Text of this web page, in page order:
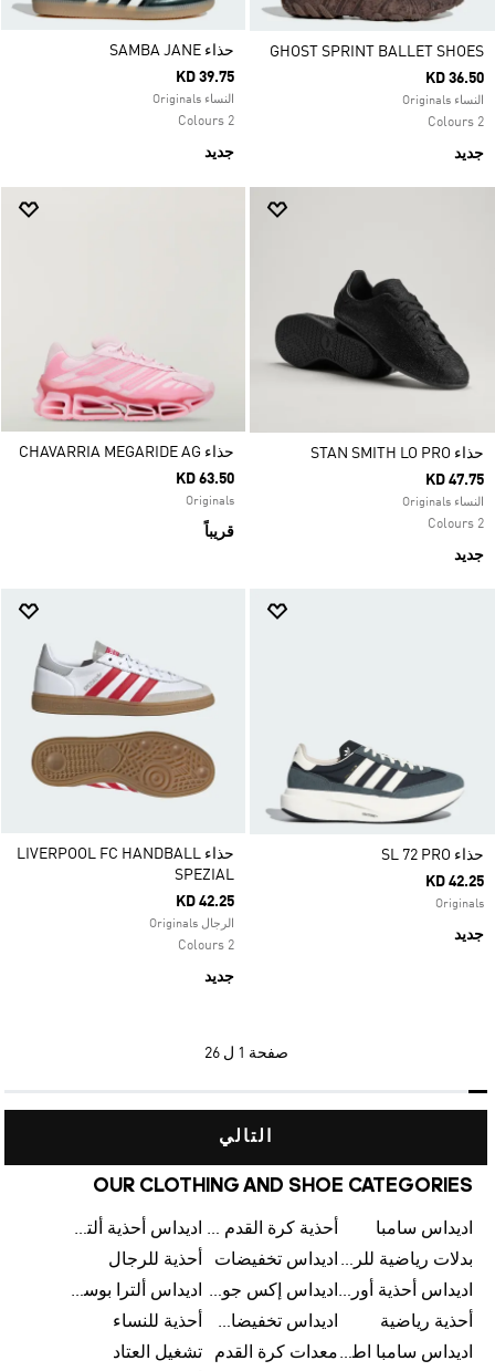
GHOST SPRINT BALLET SHOES
KD 36.50
النساء Originals
2 Colours
جديد
حذاء SAMBA JANE
KD 39.75
النساء Originals
2 Colours
جديد
حذاء STAN SMITH LO PRO
KD 47.75
النساء Originals
2 Colours
جديد
حذاء CHAVARRIA MEGARIDE AG
KD 63.50
Originals
قريباً
حذاء SL 72 PRO
KD 42.25
Originals
جديد
حذاء LIVERPOOL FC HANDBALL
SPEZIAL
KD 42.25
الرجال Originals
2 Colours
جديد
صفحة 1 ل 26
التالي
OUR CLOTHING AND SHOE CATEGORIES
اديداس سامبا أحذية كرة القدم للرجال
اديداس أحذية ألترا بوست للرجال
بدلات رياضية للرجال اديداس تخفيضات
أحذية للرجال
اديداس أحذية أورجينالز
اديداس إكس جود بيلينغهام
اديداس ألترا بوست
أحذية رياضية
اديداس تخفيضات للأطفال
أحذية للنساء
اديداس سامبا اطفالمعدات كرة القدم
تشغيل العتاد